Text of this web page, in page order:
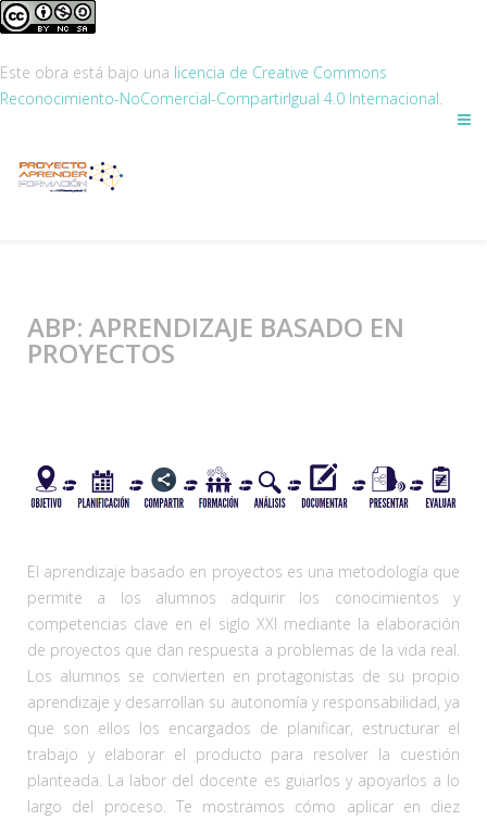
Este obra está bajo una licencia de Creative Commons
Reconocimiento-NoComercial-CompartirIgual 4.0 Internacional.
ABP: APRENDIZAJE BASADO EN
PROYECTOS
El aprendizaje basado en proyectos es una metodología que
permite a los alumnos adquirir los conocimientos y
competencias clave en el siglo XXI mediante la elaboración
de proyectos que dan respuesta a problemas de la vida real.
Los alumnos se convierten en protagonistas de su propio
aprendizaje y desarrollan su autonomía y responsabilidad, ya
que son ellos los encargados de planificar, estructurar el
trabajo y elaborar el producto para resolver la cuestión
planteada. La labor del docente es guiarlos y apoyarlos a lo
largo del proceso. Te mostramos cómo aplicar en diez